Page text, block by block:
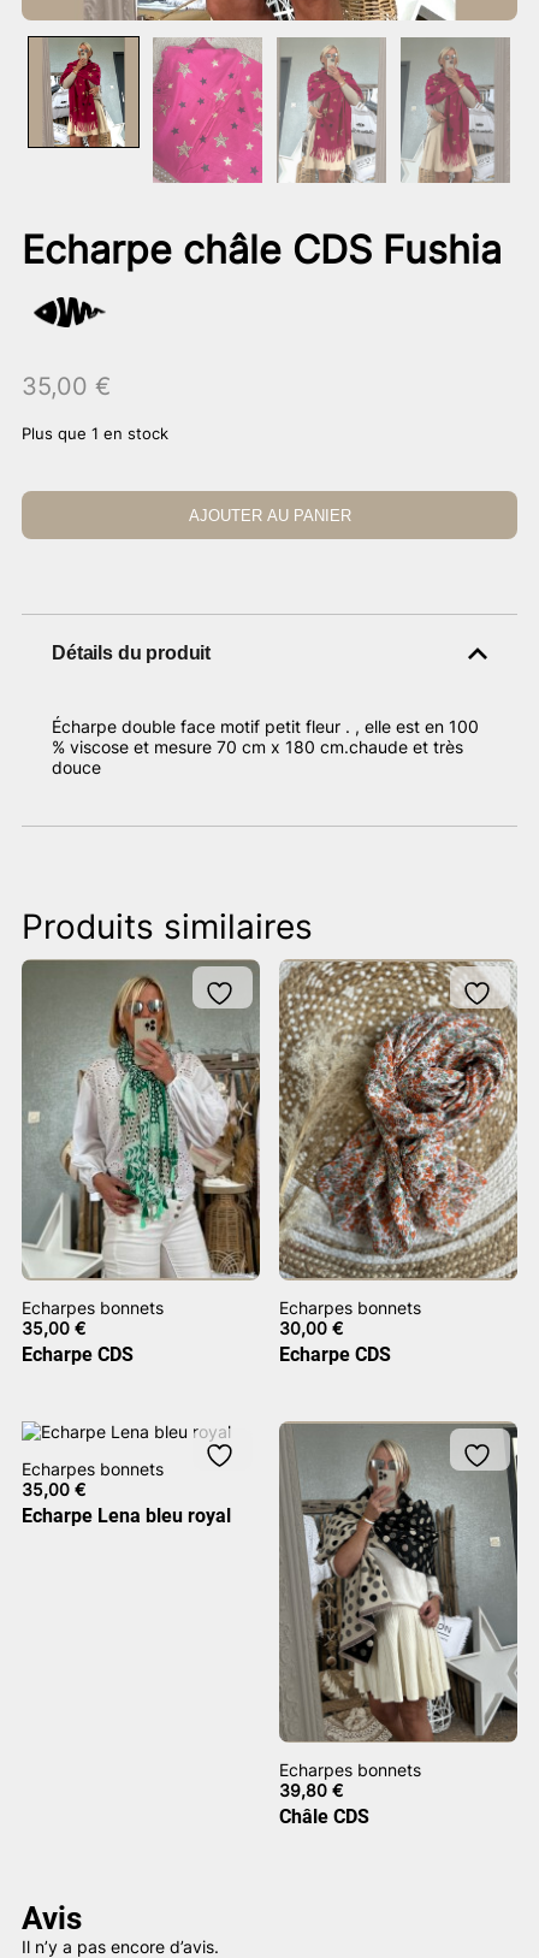
Echarpe châle CDS Fushia
35,00 €
Plus que 1 en stock
AJOUTER AU PANIER
Détails du produit
Écharpe double face motif petit fleur . , elle est en 100
% viscose et mesure 70 cm x 180 cm.chaude et très
douce
Produits similaires
Echarpes bonnets
35,00 €
Echarpe CDS
Echarpes bonnets
30,00€
Echarpe CDS
Echarpes bonnets
35,00 €
Echarpe Lena bleu royal
Echarpes bonnets
39,80€
Châle CDS
Avis
Il n’y a pas encore d’avis.